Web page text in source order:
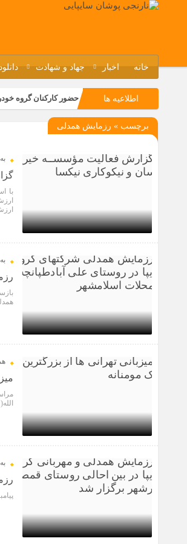
خانه اخبار جهاد و شهادت
اطلاعیه ها حضور کارکنان گروه
مسابقات ورزشی در
مراسم گرامیداشت
برچسب » رزمایش همدلی